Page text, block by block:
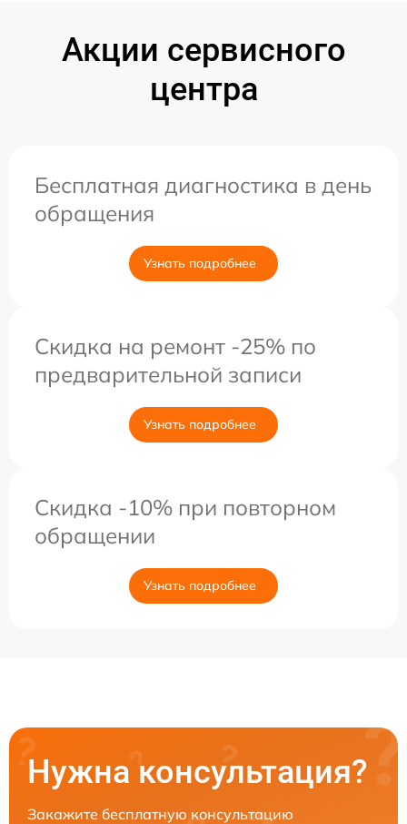
Акции сервисного
центра
Бесплатная диагностика в день
обращения
Узнать подробнее
Скидка на ремонт -25% по
предварительной записи
Узнать подробнее
Скидка -10% при повторном
обращении
Узнать подробнее
Нужна консультация?
Закажите бесплатную консультацию